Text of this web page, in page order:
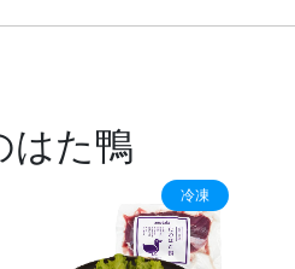
はた鴨
冷凍